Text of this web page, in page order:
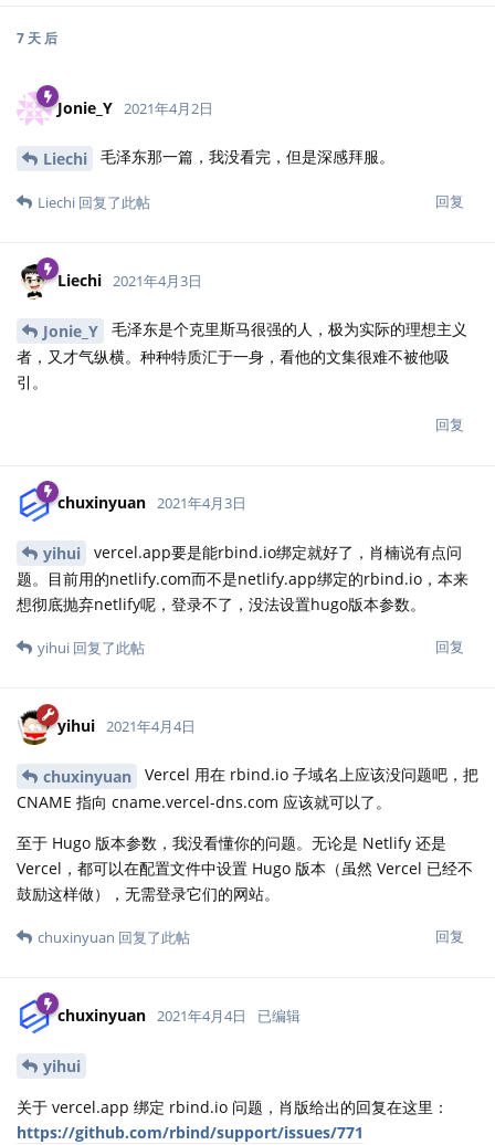
7 天 后
Jonie_Y 2021年4月2日
Liechi 毛泽东那一篇，我没看完，但是深感拜服。
回复
Liechi 回复了此帖
Liechi 2021年4月3日
Jonie_Y
毛泽东是个克里斯马很强的人，极为实际的理想主义
者，又才气纵横。种种特质汇于一身，看他的文集很难不被他吸
引。
回复
chuxinyuan 2021年4月3日
yihui
vercel.app要是能rbind.io绑定就好了，肖楠说有点问
题。目前用的netlify.com而不是netlify.app绑定的rbind.io，本来
想彻底抛弃netlify呢，登录不了，没法设置hugo版本参数。
回复
yihui 回复了此帖
yihui 2021年4月4日
chuxinyuan
Vercel 用在 rbind.io 子域名上应该没问题吧，把
CNAME 指向 cname.vercel-dns.com 应该就可以了。
至于 Hugo 版本参数，我没看懂你的问题。无论是 Netlify 还是
Vercel，都可以在配置文件中设置 Hugo 版本（虽然 Vercel 已经不
鼓励这样做），无需登录它们的网站。
回复
chuxinyuan 回复了此帖
chuxinyuan 2021年4月4日 已编辑
yihui
关于 vercel.app 绑定 rbind.io 问题，肖版给出的回复在这里：
https://github.com/rbind/support/issues/771